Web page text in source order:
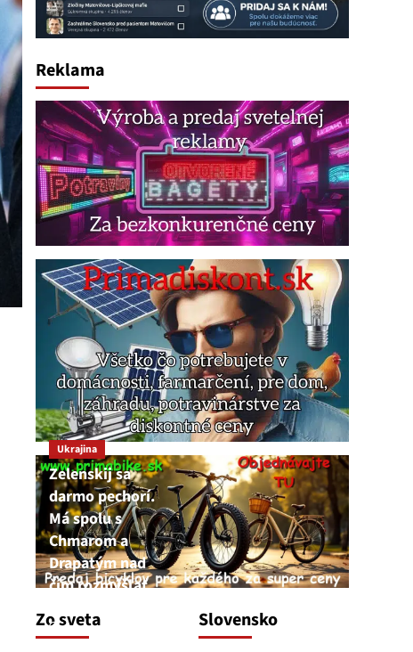
Reklama
Zo sveta
Ukrajina
Zelenskij sa
darmo pechorí.
Má spolu s
Chmarom a
Drapatým nad
čím rozmýšľať
medvedar
8. augusta 2026
Slovensko